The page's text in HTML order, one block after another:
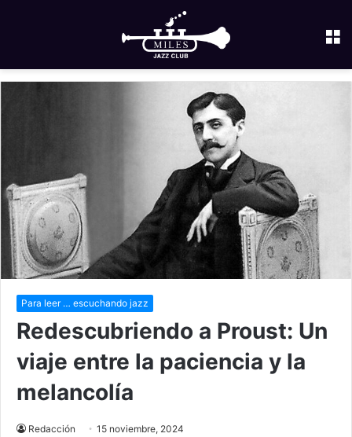
Para leer … escuchando jazz
Redescubriendo a Proust: Un
viaje entre la paciencia y la
melancolía
Redacción 15 noviembre, 2024